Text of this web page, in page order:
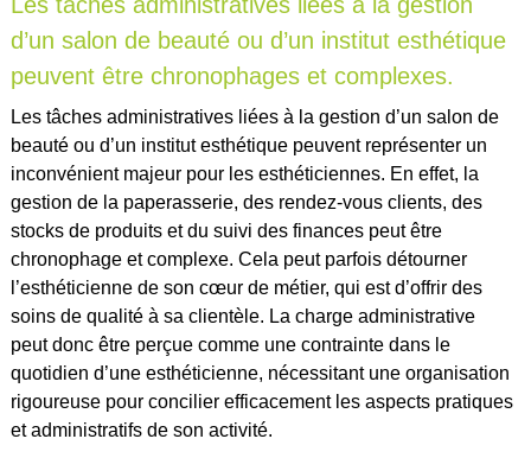
d’un salon de beauté ou d’un institut esthétique
peuvent être chronophages et complexes.
Les tâches administratives liées à la gestion d’un salon de
beauté ou d’un institut esthétique peuvent représenter un
inconvénient majeur pour les esthéticiennes. En effet, la
gestion de la paperasserie, des rendez-vous clients, des
stocks de produits et du suivi des finances peut être
chronophage et complexe. Cela peut parfois détourner
l’esthéticienne de son cœur de métier, qui est d’offrir des
soins de qualité à sa clientèle. La charge administrative
peut donc être perçue comme une contrainte dans le
quotidien d’une esthéticienne, nécessitant une organisation
rigoureuse pour concilier efficacement les aspects pratiques
et administratifs de son activité.